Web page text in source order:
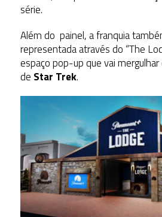
série.
Além do painel, a franquia
representada através do “The
espaço pop-up que vai
de Star Trek.